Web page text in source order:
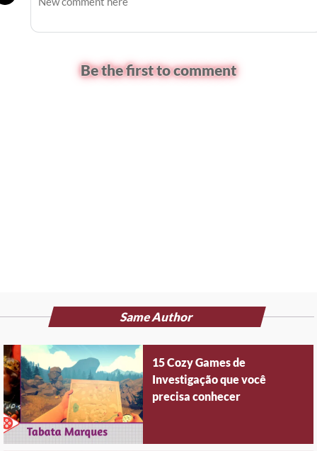
Be the first to comment
Same Author
15 Cozy Games de
Investigação que você
precisa conhecer